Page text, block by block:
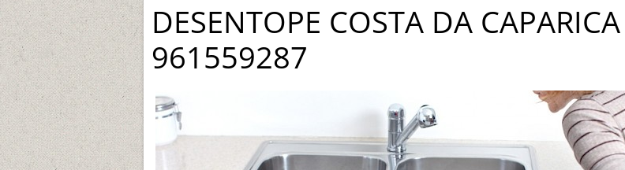
DESENTOPE COSTA DA CAPARICA
961559287